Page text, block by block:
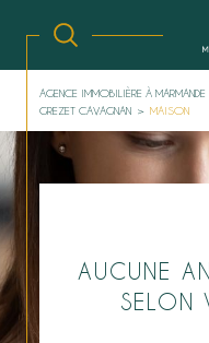
AGENCE IMMOBILIÈRE À MARMANDE
GREZET CAVAGNAN
MAISON
AUCUNE
SELON